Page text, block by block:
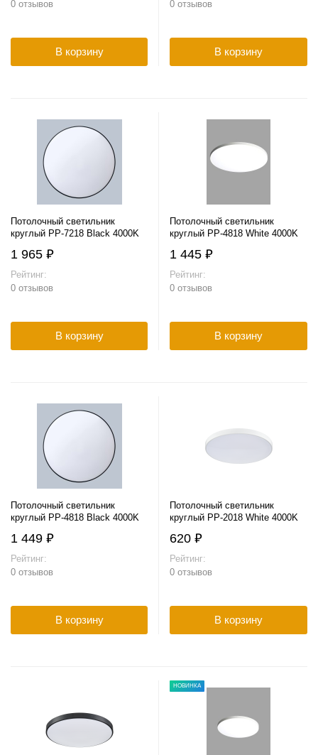
0 отзывов
В корзину
0 отзывов
В корзину
Потолочный светильник
круглый PP-7218 Black 4000K
1 965 ₽
Рейтинг:
0 отзывов
В корзину
Потолочный светильник
круглый PP-4818 White 4000K
1 445 ₽
Рейтинг:
0 отзывов
В корзину
Потолочный светильник
круглый PP-4818 Black 4000K
1 449 ₽
Рейтинг:
0 отзывов
В корзину
Потолочный светильник
круглый PP-2018 White 4000K
620 ₽
Рейтинг:
0 отзывов
В корзину
НОВИНКА